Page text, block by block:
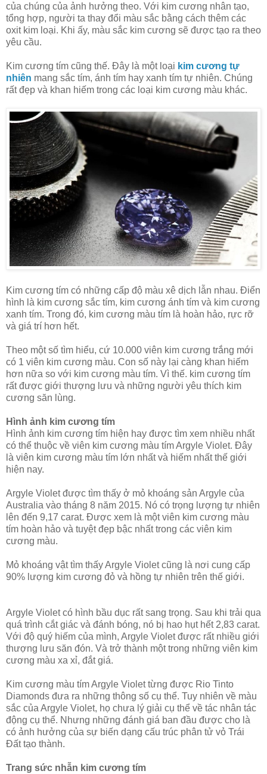
của chúng của ảnh hưởng theo. Với kim cương nhân tạo,
tổng hợp, người ta thay đổi màu sắc bằng cách thêm các
oxit kim loại. Khi ấy, màu sắc kim cương sẽ được tạo ra theo
yêu cầu.
Kim cương tím cũng thế. Đây là một loại kim cương tự
nhiên mang sắc tím, ánh tím hay xanh tím tự nhiên. Chúng
rất đẹp và khan hiếm trong các loại kim cương màu khác.
Kim cương tím có những cấp độ màu xê dịch lẫn nhau. Điển
hình là kim cương sắc tím, kim cương ánh tím và kim cương
xanh tím. Trong đó, kim cương màu tím là hoàn hảo, rực rỡ
và giá trí hơn hết.
Theo một số tìm hiểu, cứ 10.000 viên kim cương trắng mới
có 1 viên kim cương màu. Con số này lại càng khan hiếm
hơn nữa so với kim cương màu tím. Vì thế. kim cương tím
rất được giới thượng lưu và những người yêu thích kim
cương săn lùng.
Hình ảnh kim cương tím
Hình ảnh kim cương tím hiện hay được tìm xem nhiều nhất
có thể thuộc về viên kim cương màu tím Argyle Violet. Đây
là viên kim cương màu tím lớn nhất và hiếm nhất thế giới
hiện nay.
Argyle Violet được tìm thấy ở mỏ khoáng sản Argyle của
Australia vào tháng 8 năm 2015. Nó có trọng lượng tự nhiên
lên đến 9,17 carat. Được xem là một viên kim cương màu
tím hoàn hảo và tuyệt đẹp bậc nhất trong các viên kim
cương màu.
Mỏ khoáng vật tìm thấy Argyle Violet cũng là nơi cung cấp
90% lượng kim cương đỏ và hồng tự nhiên trên thế giới.
Argyle Violet có hình bầu dục rất sang trọng. Sau khi trải qua
quá trình cắt giác và đánh bóng, nó bị hao hụt hết 2,83 carat.
Với độ quý hiếm của mình, Argyle Violet được rất nhiều giới
thượng lưu săn đón. Và trở thành một trong những viên kim
cương màu xa xỉ, đắt giá.
Kim cương màu tím Argyle Violet từng được Rio Tinto
Diamonds đưa ra những thông số cụ thể. Tuy nhiên về màu
sắc của Argyle Violet, họ chưa lý giải cụ thể về tác nhân tác
động cụ thể. Nhưng những đánh giá ban đầu được cho là
có ảnh hưởng của sự biến dạng cấu trúc phân tử vỏ Trái
Đất tạo thành.
Trang sức nhẫn kim cương tím